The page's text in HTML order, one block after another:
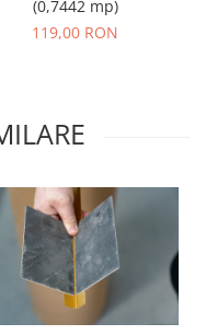
(0,7442 mp)
119,00 RON